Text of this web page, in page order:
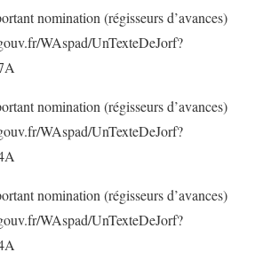
nomination (régisseurs d’avances)
WAspad/UnTexteDeJorf?
nomination (régisseurs d’avances)
WAspad/UnTexteDeJorf?
nomination (régisseurs d’avances)
WAspad/UnTexteDeJorf?